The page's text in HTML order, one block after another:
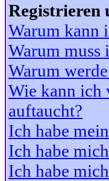
Registrieren
Warum kann
Warum muss
Warum
Wie kann ich
auftaucht?
Ich habe
Ich habe
Ich habe